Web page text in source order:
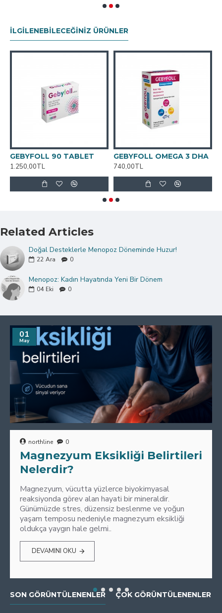
İLGILENEBILECEĞINIZ ÜRÜNLER
GEBYFOLL 90 TABLET
1.250,00TL
GEBYFOLL OMEGA 3 DHA
740,00TL
Related Articles
Doğal Desteklerle Menopoz Döneminde Huzur!
22 Ara 0
Menopoz: Kadın Hayatında Yeni Bir Dönem
04 Eki 0
01
May
northline 0
Magnezyum Eksikliği Belirtileri
Nelerdir?
Magnezyum, vücutta yüzlerce biyokimyasal
reaksiyonda görev alan hayati bir mineraldir.
Günümüzde stres, düzensiz beslenme ve yoğun
yaşam temposu nedeniyle magnezyum eksikliği
oldukça yaygın hale gelmi..
DEVAMINI OKU
SON GÖRÜNTÜLENENLER ÇOK GÖRÜNTÜLENENLER